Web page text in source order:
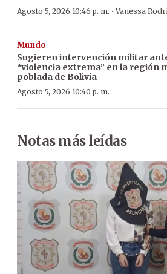
Agosto 5, 2026 10:46 p. m. ·Vanessa
Mundo
Sugieren intervención militar
“violencia extrema” en la región
poblada de Bolivia
Agosto 5, 2026 10:40 p. m.
Notas más leídas